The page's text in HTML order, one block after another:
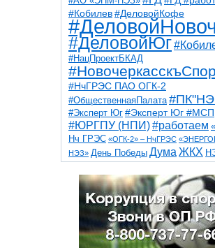
#Кобилев #ДеловойКофе
#ДеловойЮг
#НацПроектБКАД
#НчГРЭС ПАО ОГК-2
#ОбщественнаяПалата
#Эксперт Юг #Эксперт Юг #МСП
#ЮРГПУ (НПИ)#работаем
Нч ГРЭС «ОГК-2» – НчГРЭС
НЭЗ» День Победы Дума ЖКХ
НчГРЭС ТНТ
благоустройствоветераны
детидороги казаки коррупция
общественная палата парк пожар
спорт театр транспорт